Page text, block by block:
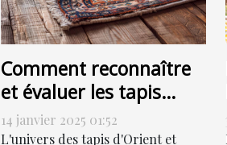
Comment reconnaître
et évaluer les tapis
d'Orient et anciens
pour la vente
14 janvier 2025 01:52
L'univers des tapis d'Orient et